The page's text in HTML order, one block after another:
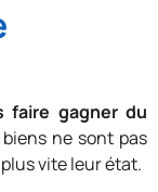
faire gagner du
ne sont pas
vite leur état.